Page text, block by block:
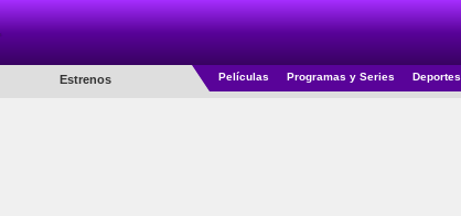
Estrenos Películas Programas y Series Deportes